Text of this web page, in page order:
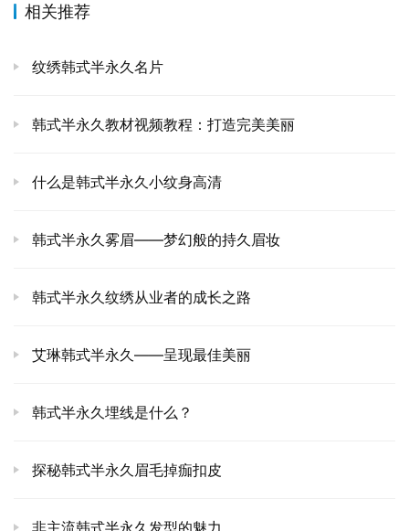
相关推荐
纹绣韩式半永久名片
韩式半永久教材视频教程：打造完美美丽
什么是韩式半永久小纹身高清
韩式半永久雾眉——梦幻般的持久眉妆
韩式半永久纹绣从业者的成长之路
艾琳韩式半永久——呈现最佳美丽
韩式半永久埋线是什么？
探秘韩式半永久眉毛掉痂扣皮
非主流韩式半永久发型的魅力